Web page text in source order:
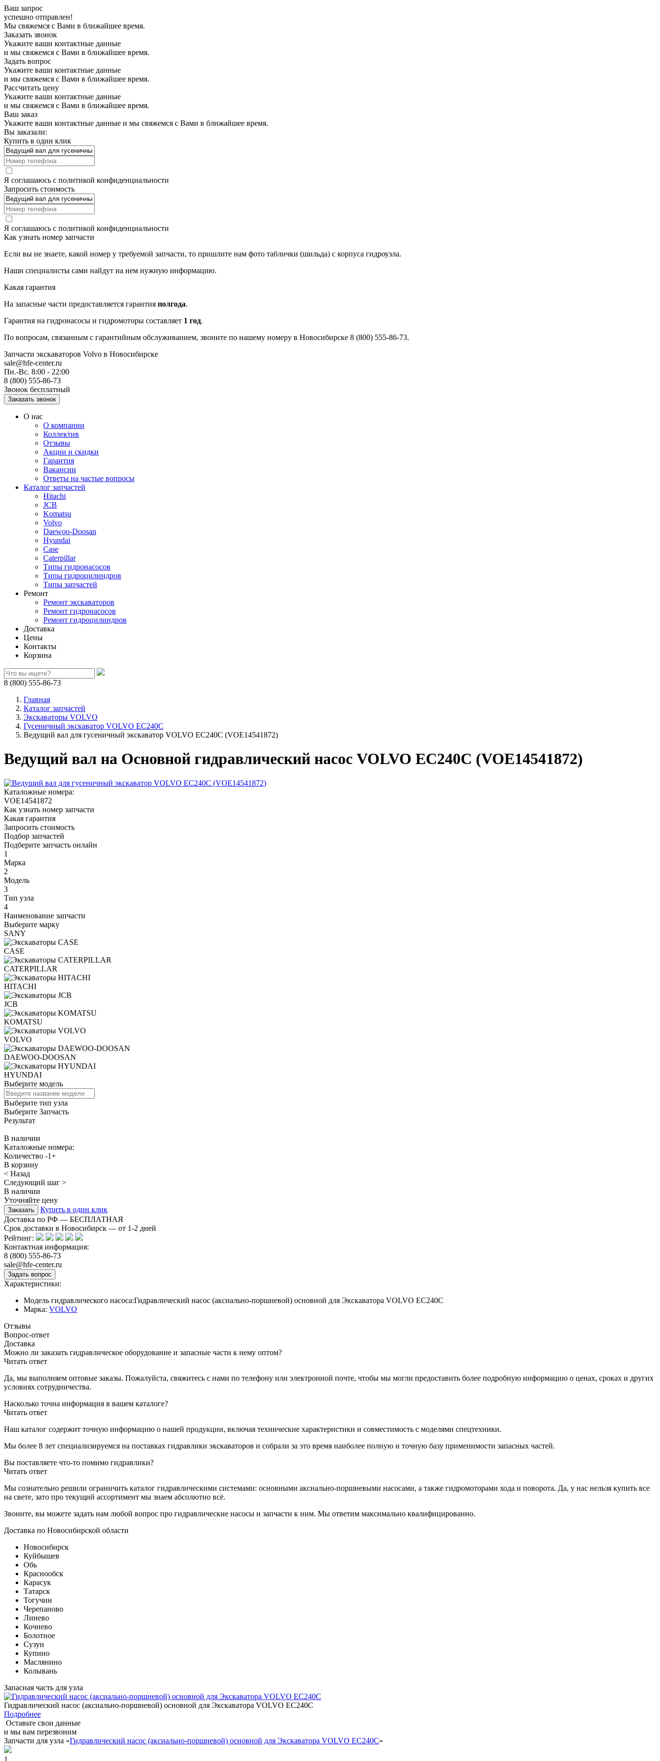
Ваш запрос
успешно отправлен!
Мы свяжемся с Вами в ближайшее время.
Заказать звонок
Укажите ваши контактные данные
и мы свяжемся с Вами в ближайшее время.
Задать вопрос
Укажите ваши контактные данные
и мы свяжемся с Вами в ближайшее время.
Рассчитать цену
Укажите ваши контактные данные
и мы свяжемся с Вами в ближайшее время.
Ваш заказ
Укажите ваши контактные данные и мы свяжемся с Вами в ближайшее время.
Вы заказали:
Купить в один клик
Я соглашаюсь с политикой конфиденциальности
Запросить стоимость
Я соглашаюсь с политикой конфиденциальности
Как узнать номер запчасти
Если вы не знаете, какой номер у требуемой запчасти, то пришлите нам фото таблички (шильда) с корпуса гидроузла.
Наши специалисты сами найдут на нем нужную информацию.
Какая гарантия
На запасные части предоставляется гарантия полгода.
Гарантия на гидронасосы и гидромоторы составляет 1 год.
По вопросам, связанным с гарантийным обслуживанием, звоните по нашему номеру в Новосибирске 8 (800) 555-86-73.
Запчасти экскаваторов Volvo в Новосибирске
sale@hfe-center.ru
Пн.-Вс. 8:00 - 22:00
8 (800) 555-86-73
Звонок бесплатный
О нас
О компании
Коллектив
Отзывы
Акции и скидки
Гарантия
Вакансии
Ответы на частые вопросы
Каталог запчастей
Hitachi
JCB
Komatsu
Volvo
Daewoo-Doosan
Hyundai
Case
Caterpillar
Типы гидронасосов
Типы гидроцилиндров
Типы запчастей
Ремонт
Ремонт экскаваторов
Ремонт гидронасосов
Ремонт гидроцилиндров
Доставка
Цены
Контакты
Корзина
8 (800) 555-86-73
Главная
Каталог запчастей
Экскаваторы VOLVO
Гусеничный экскаватор VOLVO EC240C
Ведущий вал для гусеничный экскаватор VOLVO EC240C (VOE14541872)
Ведущий вал на Основной гидравлический насос VOLVO EC240C (VOE14541872)
Каталожные номера:
VOE14541872
Как узнать номер запчасти
Какая гарантия
Запросить стоимость
Подбор запчастей
Подберите запчасть онлайн
1
Марка
2
Модель
3
Тип узла
4
Наименование запчасти
Выберите марку
SANY
CASE
CATERPILLAR
HITACHI
JCB
KOMATSU
VOLVO
DAEWOO-DOOSAN
HYUNDAI
Выберите модель
Выберите тип узла
Выберите Запчасть
Результат
В наличии
Каталожные номера:
Количество -1+
В корзину
< Назад
Следующий шаг >
В наличии
Уточняйте цену
Купить в один клик
Доставка по РФ — БЕСПЛАТНАЯ
Срок доставки в Новосибирск — от 1-2 дней
Рейтинг:
Контактная информация:
8 (800) 555-86-73
sale@hfe-center.ru
Характеристики:
Модель гидравлического насоса:Гидравлический насос (аксиально-поршневой) основной для Экскаватора VOLVO EC240C
Марка: VOLVO
Отзывы
Вопрос-ответ
Доставка
Можно ли заказать гидравлическое оборудование и запасные части к нему оптом?
Читать ответ
Да, мы выполняем оптовые заказы. Пожалуйста, свяжитесь с нами по телефону или электронной почте, чтобы мы могли предоставить более подробную информацию о ценах, сроках и других
условиях сотрудничества.
Насколько точна информация в вашем каталоге?
Читать ответ
Наш каталог содержит точную информацию о нашей продукции, включая технические характеристики и совместимость с моделями спецтехники.
Мы более 8 лет специализируемся на поставках гидравлики экскаваторов и собрали за это время наиболее полную и точную базу применимости запасных частей.
Вы поставляете что-то помимо гидравлики?
Читать ответ
Мы сознательно решили ограничить каталог гидравлическими системами: основными аксиально-поршневыми насосами, а также гидромоторами хода и поворота. Да, у нас нельзя купить все
на свете, зато про текущий ассортимент мы знаем абсолютно всё.
Звоните, вы можете задать нам любой вопрос про гидравлические насосы и запчасти к ним. Мы ответим максимально квалифицированно.
Доставка по Новосибирской области
Новосибирск
Куйбышев
Обь
Краснообск
Карасук
Татарск
Тогучин
Черепаново
Линево
Кочнево
Болотное
Сузун
Купино
Маслянино
Колывань
Запасная часть для узла
Гидравлический насос (аксиально-поршневой) основной для Экскаватора VOLVO EC240C
Подробнее
Оставьте свои данные
и мы вам перезвоним
Запчасти для узла «Гидравлический насос (аксиально-поршневой) основной для Экскаватора VOLVO EC240C»
1